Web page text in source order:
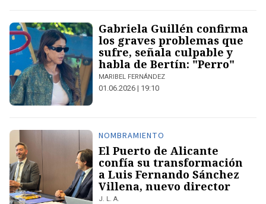
Gabriela Guillén confirma
los graves problemas que
sufre, señala culpable y
habla de Bertín: "Perro"
MARIBEL FERNÁNDEZ
01.06.2026 | 19:10
NOMBRAMIENTO
El Puerto de Alicante
confía su transformación
a Luis Fernando Sánchez
Villena, nuevo director
J. L. A.